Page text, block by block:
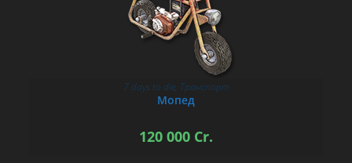
В КОРЗИНУ
7 days to die, Транспорт
Мопед
120 000 Cr.